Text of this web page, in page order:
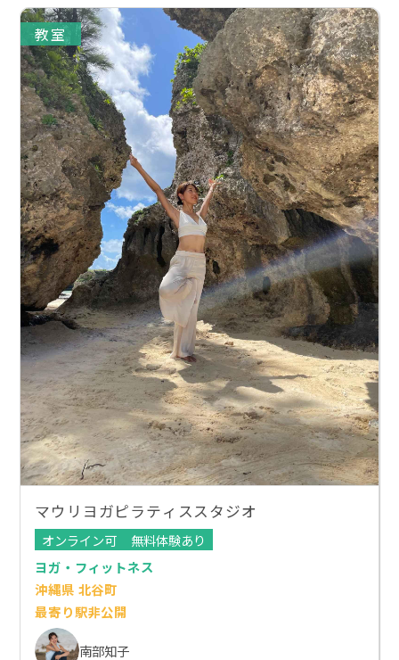
教室
マウリヨガピラティススタジオ
オンライン可
無料体験あり
ヨガ・フィットネス
沖縄県 北谷町
最寄り駅非公開
南部知子